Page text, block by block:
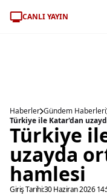
CANLI YAYIN
Haberler Gündem Haberleri
Türkiye ile Katar'dan
Türkiye
uzayda
hamlesi
Giriş Tarihi:30 Haziran 2026